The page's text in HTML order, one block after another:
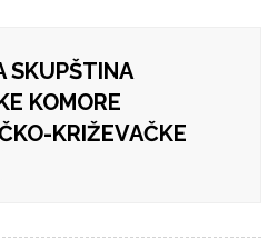
SKUPŠTINA
KOMORE
KRIŽEVAČKE